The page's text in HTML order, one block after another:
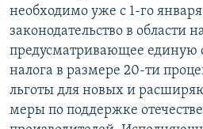
Все сайты РСЕ/РС
необходимо уже с 1-го
законодательство в области
предусматривающее единую
налога в размере 20-ти
льготы для новых и
меры по поддержке